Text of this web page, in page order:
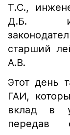
Т.С.,
Д.Б. и
старший
А.В.
Этот день
ГАИ,
вклад в
передав